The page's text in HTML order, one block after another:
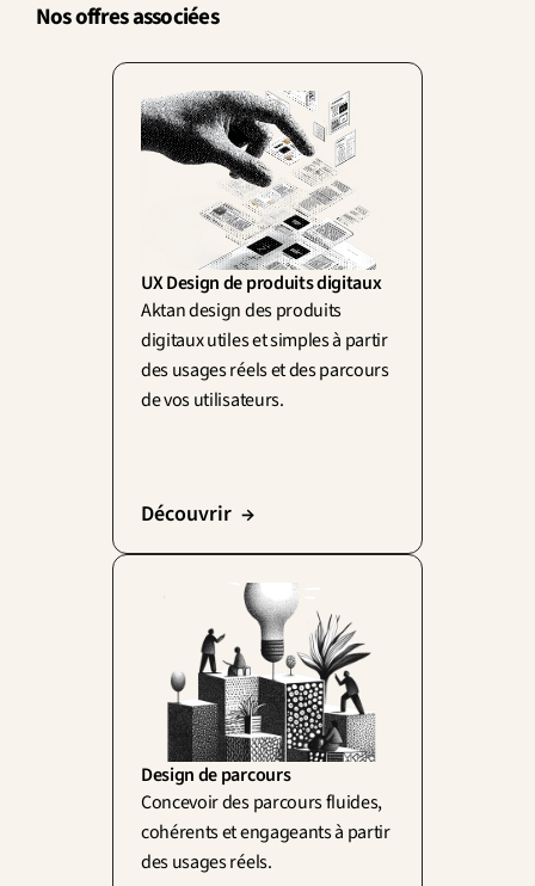
Nos offres associées
UX Design de produits digitaux
Aktan design des produits
digitaux utiles et simples à partir
des usages réels et des parcours
de vos utilisateurs.
Découvrir  →
Design de parcours
Concevoir des parcours fluides,
cohérents et engageants à partir
des usages réels.